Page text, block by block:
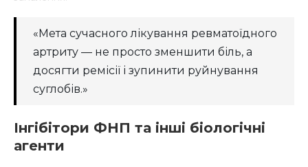
«Мета сучасного лікування ревматоїдного
артриту — не просто зменшити біль, а
досягти ремісії і зупинити руйнування
суглобів.»
Інгібітори ФНП та інші біологічні
агенти